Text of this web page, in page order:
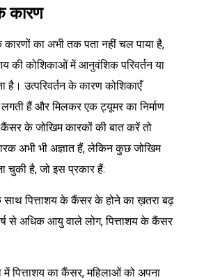
कारण
का अभी तक पता नहीं चल पाया है,
की कोशिकाओं में आनुवंशिक परिवर्तन या
है। उत्परिवर्तन के कारण कोशिकाएँ
हैं और मिलकर एक ट्यूमर का निर्माण
कैंसर के जोखिम कारकों की बात करें तो
अभी भी अज्ञात हैं, लेकिन कुछ जोखिम
चुकी है, जो इस प्रकार हैं:
पित्ताशय के कैंसर के होने का ख़तरा बढ़
से अधिक आयु वाले लोग, पित्ताशय के कैंसर
पित्ताशय का कैंसर, महिलाओं को अपना